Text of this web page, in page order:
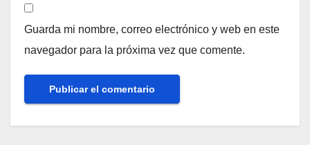
Guarda mi nombre, correo electrónico y web en este
navegador para la próxima vez que comente.